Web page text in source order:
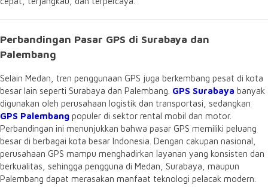
Perbandingan Pasar GPS di Surabaya dan
Palembang
Selain Medan, tren penggunaan GPS juga berkembang pesat di kota
besar lain seperti Surabaya dan Palembang. GPS Surabaya banyak
digunakan oleh perusahaan logistik dan transportasi, sedangkan
GPS Palembang populer di sektor rental mobil dan motor.
Perbandingan ini menunjukkan bahwa pasar GPS memiliki peluang
besar di berbagai kota besar Indonesia. Dengan cakupan nasional,
perusahaan GPS mampu menghadirkan layanan yang konsisten dan
berkualitas, sehingga pengguna di Medan, Surabaya, maupun
Palembang dapat merasakan manfaat teknologi pelacak modern.